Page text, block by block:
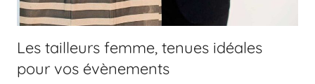
Les tailleurs femme, tenues idéales
pour vos évènements